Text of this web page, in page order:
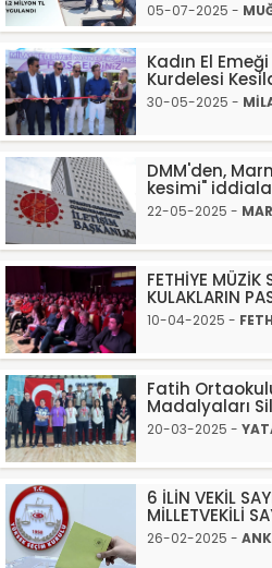
05-07-2025 -
Kadın El
Kurdelesi
30-05-2025 -
DMM'den,
kesimi"
22-05-2025 -
FETHİYE MÜZİK
KULAKLARIN
10-04-2025 -
Fatih
Madalyaları
20-03-2025 -
6 İLİN VEKİL
MİLLETVEKİLİ
26-02-2025 -